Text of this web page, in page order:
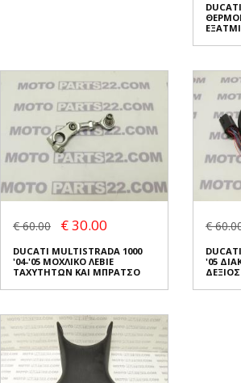
€ 60.00 € 30.00
DUCATI MULTISTRADA 1000
'04-'05 ΜΟΧΛΙΚΟ ΛΕΒΙΕ
ΤΑΧΥΤΗΤΩΝ ΚΑΙ ΜΠΡΑΤΣΟ
€
'05
ΔΕΞΙΟΣ